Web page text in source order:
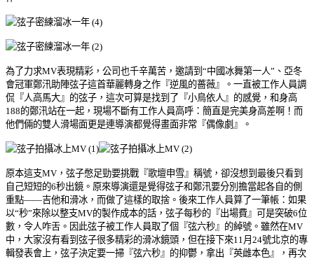
為了力求MV表現精彩，公司也千辛萬苦，邀請到“中國冰舞第一人”、亞冬
會冠軍鄭汛助陣弦子這首華麗轉身之作『逆風的薔薇』。一直被工作人員調
侃『人高馬大』的弦子，這次可算是找到了『小鳥依人』的感覺，和身高
188的鄭汛站在一起，現場不斷有工作人員高呼：簡直是完美身高差啊！而
他們倆的雙人滑場面更是連導演都覺得畫面非常『偶像劇』。
原本這支MV ，弦子憋足勁要挑戰『歌壇申雪』稱號，卻沒想到最後只看到
自己短短的6秒出鏡。原來導演還是覺得弦子和鄭汛要分別擔當起各自的側
重點——吉他和滑冰，而做了這樣的取捨。後來工作人員算了一筆帳：如果
以“秒”來除以整支MV的製作成本的話，弦子每秒的『出場費』可是突破6位
數，令人咋舌。因此弦子被工作人員取了個『弦六秒』的綽號。雖然在MV
中，大家沒有看到弦子很多精彩的滑冰鏡頭，但在接下來11 月 24號北京的專
輯發表會上，弦子決定要一掃『弦六秒』的抑鬱，拿出『英雌本色』，再次